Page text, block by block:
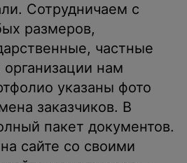
Сотрудничаем с
размеров,
частные
нам
указаны фото
заказчиков. В
пакет документов.
сайте со своими